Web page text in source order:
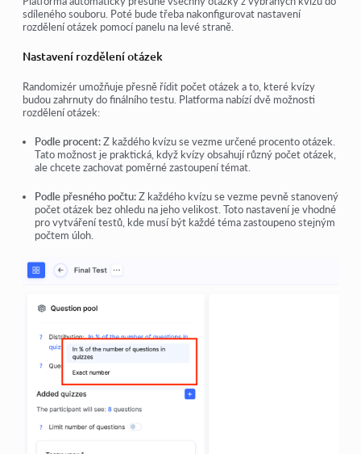
sdíleného souboru. Poté bude třeba nakonfigurovat nastavení
rozdělení otázek pomocí panelu na levé straně.
Nastavení rozdělení otázek
Randomizér umožňuje přesně řídit počet otázek a to, které kvízy
budou zahrnuty do finálního testu. Platforma nabízí dvě možnosti
rozdělení otázek:
Podle procent:Z každého kvízu se vezme určené procento otázek.
Tato možnost je praktická, když kvízy obsahují různý počet otázek,
ale chcete zachovat poměrné zastoupení témat.
Podle přesného počtu:Z každého kvízu se vezme pevně stanovený
počet otázek bez ohledu na jeho velikost. Toto nastavení je vhodné
pro vytváření testů, kde musí být každé téma zastoupeno stejným
počtem úloh.